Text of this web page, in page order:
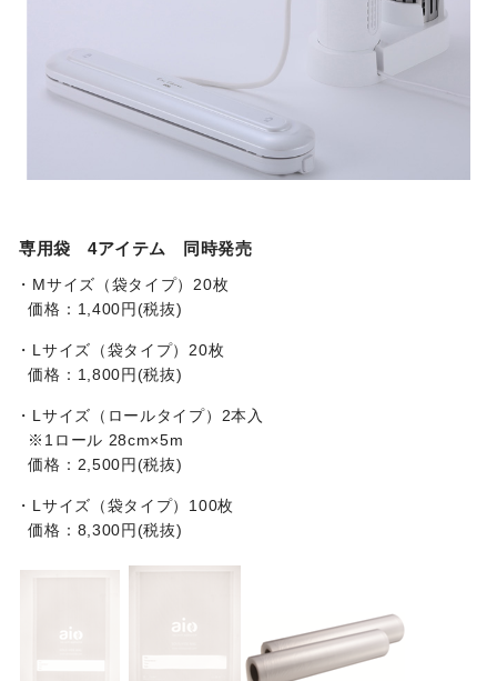
専用袋 4アイテム 同時発売
・Mサイズ（袋タイプ）20枚
価格：1,400円(税抜)
・Lサイズ（袋タイプ）20枚
価格：1,800円(税抜)
・Lサイズ（ロールタイプ）2本入
※1ロール 28cm×5m
価格：2,500円(税抜)
・Lサイズ（袋タイプ）100枚
価格：8,300円(税抜)